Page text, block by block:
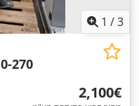
1 /3
270
‏2,100 ‏€